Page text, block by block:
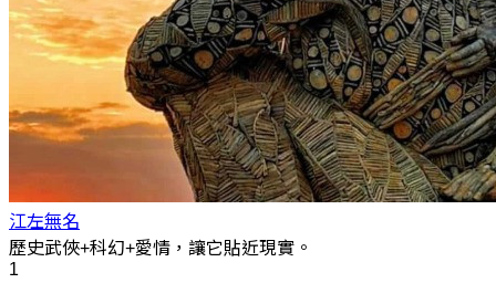
江左無名
歷史武俠+科幻+愛情，讓它貼近現實。
1